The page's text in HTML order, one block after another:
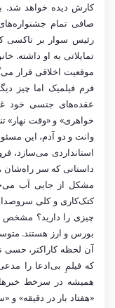
کارش دیده خواهد شد.
صافی تمام
رئیس سوار بر تاکسی
تمایلاتی به او داشته.
موقعیت اخلاقی قرار
فرم فیلمیک اما چیز
عقده‌های جنسی خود
وانت و دو آدم، این
استانداردی می‌سازد،
داستانی که سر
کتک‌کاری و کلی
چیزی را دارید؟ مشخص
بورس و ارز هستند.
آن لحظه کاراکتر، حسی
که فیلمِ بی‌ادعا را
همیشه در سرخط
«هفتاد بار در دقیقه» و